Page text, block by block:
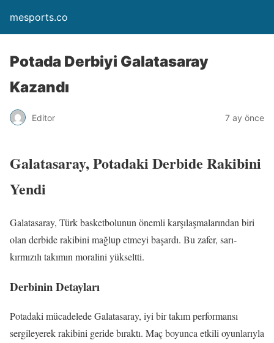
mesports.co
Potada Derbiyi Galatasaray
Kazandı
Editor 7 ay önce
Galatasaray, Potadaki Derbide Rakibini
Yendi
Galatasaray, Türk basketbolunun önemli karşılaşmalarından biri
olan derbide rakibini mağlup etmeyi başardı. Bu zafer, sarı-
kırmızılı takımın moralini yükseltti.
Derbinin Detayları
Potadaki mücadelede Galatasaray, iyi bir takım performansı
sergileyerek rakibini geride bıraktı. Maç boyunca etkili oyunlarıyla